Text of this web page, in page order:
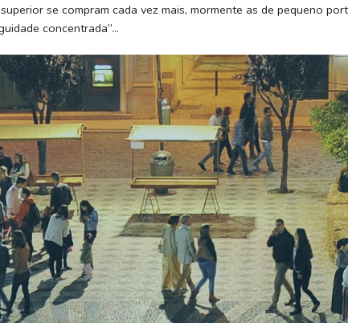
se compram cada vez mais, mormente as de pequeno
concentrada”…